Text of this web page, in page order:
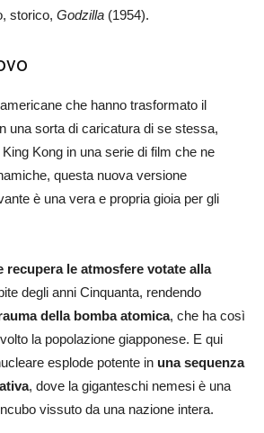
storico, Godzilla (1954).
che hanno trasformato il
una sorta di caricatura di se stessa,
Kong in una serie di film che ne
questa nuova versione
è una vera e propria gioia per gli
recupera le atmosfere votate alla
degli anni Cinquanta, rendendo
della bomba atomica, che ha così
la popolazione giapponese. E qui
esplode potente in una sequenza
, dove la giganteschi nemesi è una
vissuto da una nazione intera.